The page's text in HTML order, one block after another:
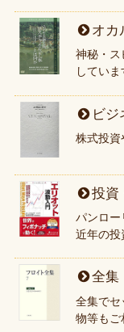
オカ
神秘・ス
していま
ビジ
株式投資
投資
パンロー
近年の投
全集
全集でセ
物等もご